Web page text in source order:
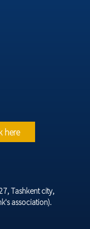
here
Tashkent city,
association).